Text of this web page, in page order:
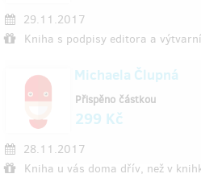
29.11.2017
Kniha s podpisy editora a
Michaela Člupná
28.11.2017
Kniha u vás doma dřív, než v
Přispěno částkou
299 Kč